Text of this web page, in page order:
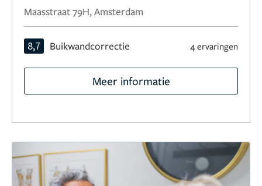
Maasstraat 79H, Amsterdam
8,7 Buikwandcorrectie 4 ervaringen
Meer informatie